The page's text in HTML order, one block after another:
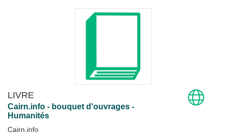
LIVRE
Cairn.info - bouquet d'ouvrages -
Humanités
Cairn.info